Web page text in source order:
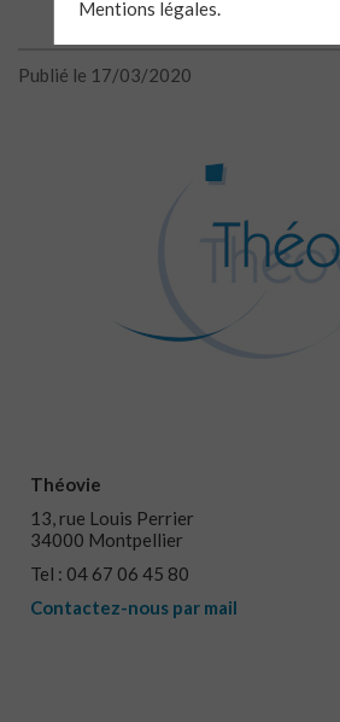
Publié le 17/03/2020
Théovie
13, rue Louis Perrier
34000 Montpellier
Tel : 04 67 06 45 80
Contactez-nous par mail
Mentions légales.